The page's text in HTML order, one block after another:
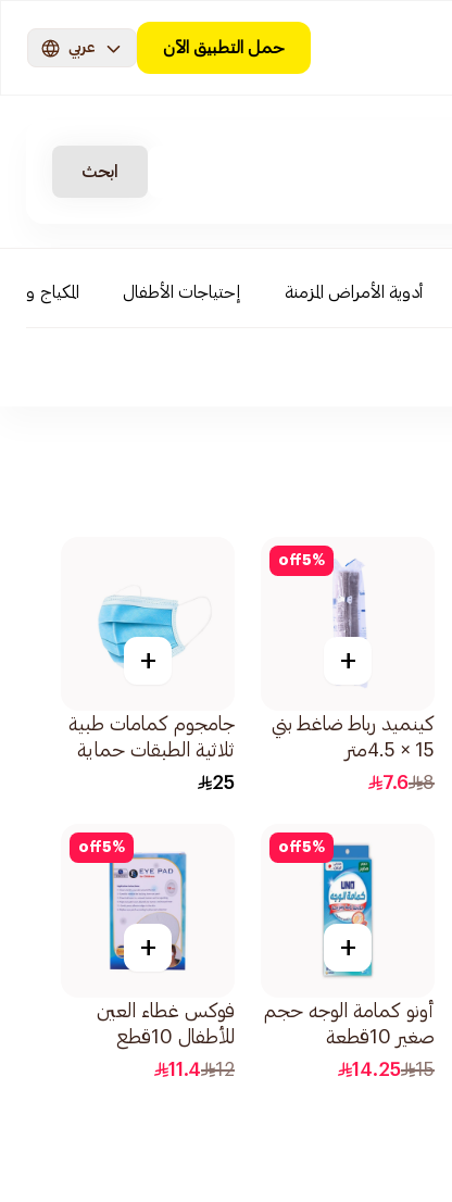
حمل التطبيق الآن عربي
ابحث
أدوية الأمراض المزمنة إحتياجات الأطفال المكياج و
5%
off
+
كينميد رباط ضاغط بني
15 × 4.5متر
8
7.6
+
جامجوم كمامات طبية
ثلاثية الطبقات حماية
عالية 50قطعة
25
5%
off
+
أونو كمامة الوجه حجم
صغير 10قطعة
15
14.25
5%
off
+
فوكس غطاء العين
للأطفال 10قطع
12
11.4